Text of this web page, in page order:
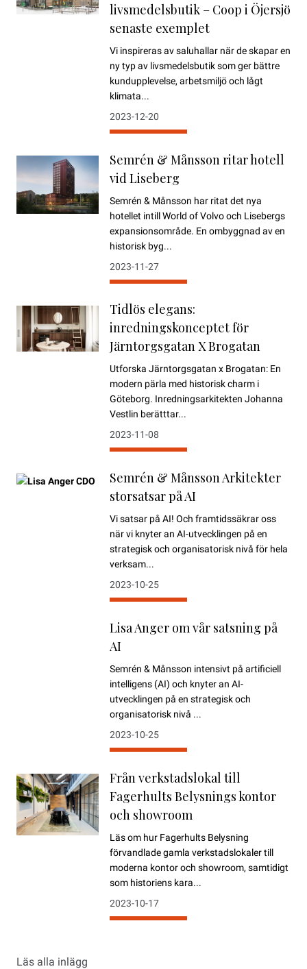
livsmedelsbutik – Coop i Öjersjö
senaste exemplet
Vi inspireras av saluhallar när de skapar en
ny typ av livsmedelsbutik som ger bättre
kundupplevelse, arbetsmiljö och lågt
klimata...
2023-12-20
Semrén & Månsson ritar hotell
vid Liseberg
Semrén & Månsson har ritat det nya
hotellet intill World of Volvo och Lisebergs
expansionsområde. En ombyggnad av en
historisk byg...
2023-11-27
Tidlös elegans:
inredningskonceptet för
Järntorgsgatan X Brogatan
Utforska Järntorgsgatan x Brogatan: En
modern pärla med historisk charm i
Göteborg. Inredningsarkitekten Johanna
Vestlin berätttar...
2023-11-08
Semrén & Månsson Arkitekter
storsatsar på AI
Vi satsar på AI! Och framtidssäkrar oss
när vi knyter an AI-utvecklingen på en
strategisk och organisatorisk nivå för hela
verksam...
2023-10-25
Lisa Anger om vår satsning på
AI
Semrén & Månsson intensivt på artificiell
intelligens (AI) och knyter an AI-
utvecklingen på en strategisk och
organisatorisk nivå ...
2023-10-25
Från verkstadslokal till
Fagerhults Belysnings kontor
och showroom
Läs om hur Fagerhults Belysning
förvandlade gamla verkstadslokaler till
moderna kontor och showroom, samtidigt
som historiens kara...
2023-10-17
Läs alla inlägg